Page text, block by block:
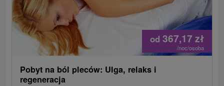
od 367,17 zł
/noc/osoba
Pobyt na ból pleców: Ulga, relaks i
regeneracja